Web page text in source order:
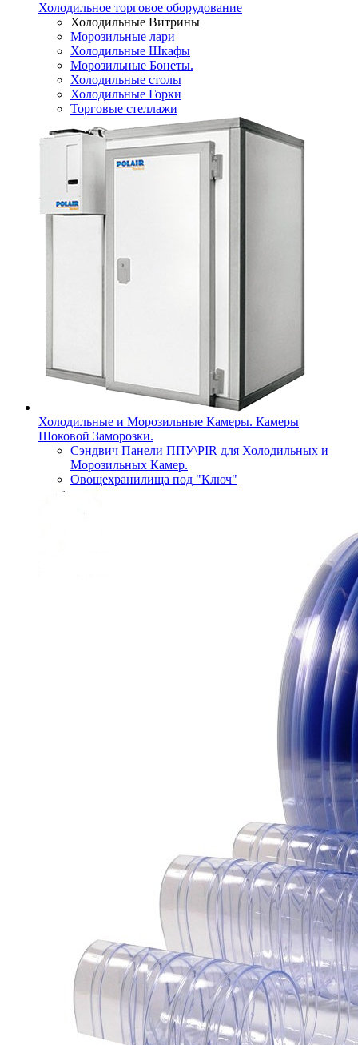
Холодильное торговое оборудование
Холодильные Витрины
Морозильные лари
Холодильные Шкафы
Морозильные Бонеты.
Холодильные столы
Холодильные Горки
Торговые стеллажи
Холодильные и Морозильные Камеры. Камеры
Шоковой Заморозки.
Сэндвич Панели ППУ\PIR для Холодильных и
Морозильных Камер.
Овощехранилища под "Ключ"